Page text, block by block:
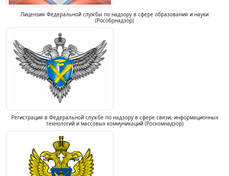
Лицензия Федеральной службы по надзору в сфере образования и науки
(Рособрнадзор)
Регистрация в Федеральной службе по надзору в сфере связи, информационных
технологий и массовых коммуникаций (Роскомнадзор)